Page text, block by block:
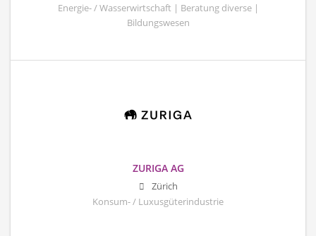
Energie- / Wasserwirtschaft | Beratung diverse |
Bildungswesen
ZURIGA AG
Zürich
Konsum- / Luxusgüterindustrie